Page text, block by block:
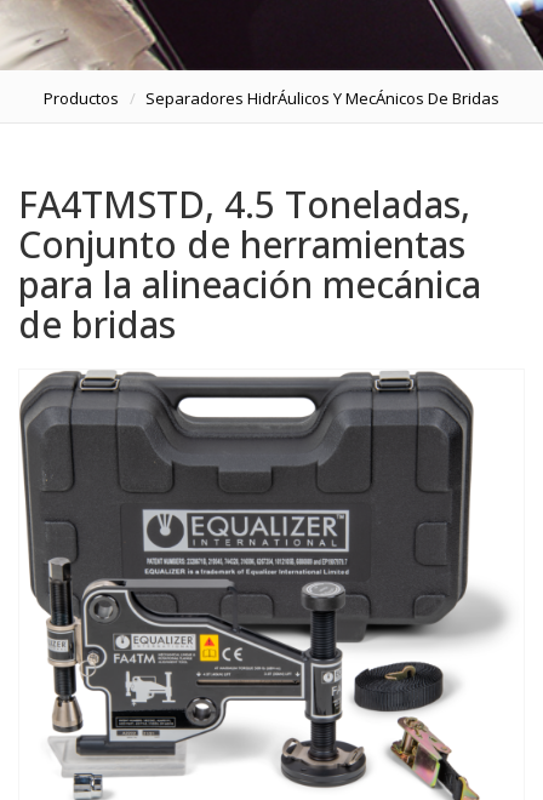
Productos Separadores HidrÁulicos Y MecÁnicos De Bridas
FA4TMSTD, 4.5 Toneladas,
Conjunto de herramientas
para la alineación mecánica
de bridas